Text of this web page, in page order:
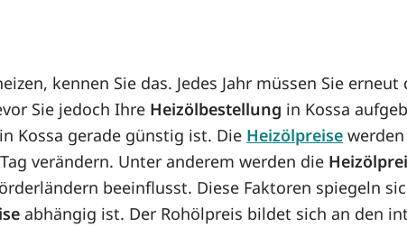
kennen Sie das. Jedes Jahr müssen Sie
Sie jedoch Ihre Heizölbestellung in Kossa
Kossa gerade günstig ist. Die Heizölpreise
verändern. Unter anderem werden die
beeinflusst. Diese Faktoren spiegeln
abhängig ist. Der Rohölpreis bildet sich an den